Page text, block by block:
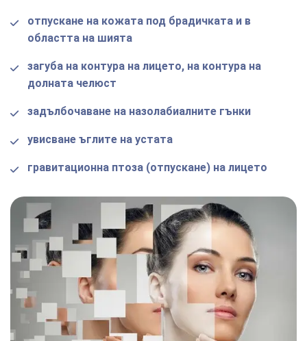
отпускане на кожата под брадичката и в
областта на шията
загуба на контура на лицето, на контура на
долната челюст
задълбочаване на назолабиалните гънки
увисване ъглите на устата
гравитационна птоза (отпускане) на лицето